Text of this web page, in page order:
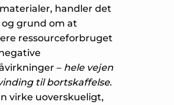
handler det
grund om at
ressourceforbruget
– hele vejen
til bortskaffelse.
virke uoverskueligt,